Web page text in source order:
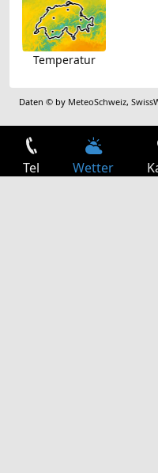
Temperatur
Daten © by MeteoSchweiz,
Tel Wetter